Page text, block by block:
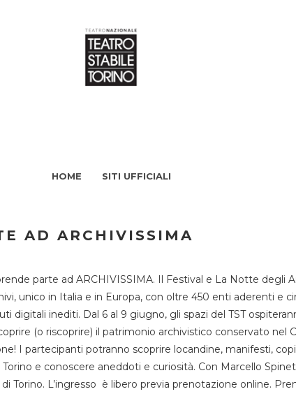
HOME SITI UFFICIALI
AD ARCHIVISSIMA
parte ad ARCHIVISSIMA. Il Festival e La Notte degli
unico in Italia e in Europa, con oltre 450 enti aderenti e
digitali inediti. Dal 6 al 9 giugno, gli spazi del TST
(o riscoprire) il patrimonio archivistico conservato nel
I partecipanti potranno scoprire locandine, manifesti,
e conoscere aneddoti e curiosità. Con Marcello
Torino. L’ingresso è libero previa prenotazione online.